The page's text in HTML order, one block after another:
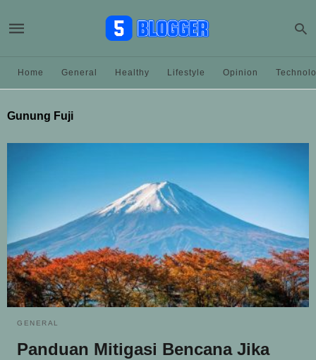
Home General Healthy Lifestyle Opinion
Gunung Fuji
GENERAL
Panduan Mitigasi Bencana Jika